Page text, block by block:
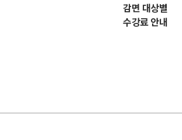
감면 대상별
수강료 안내